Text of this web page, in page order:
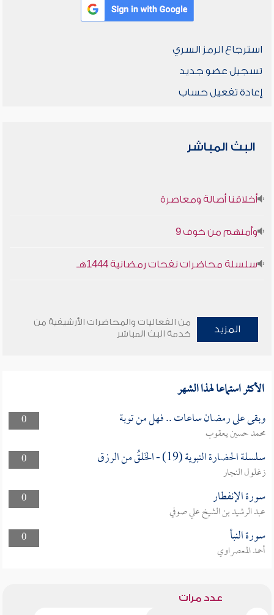
استرجاع الرمز السري
تسجيل عضو جديد
إعادة تفعيل حساب
البث المباشر
أخلاقنا أصالة ومعاصرة
وأمنهم من خوف 9
سلسلة محاضرات نفحات رمضانية 1444هـ
المزيد
من الفعاليات والمحاضرات الأرشيفية من
خدمة البث المباشر
الأكثر استماعا لهذا الشهر
0 وبقى على رمضان ساعات .. فهل من توبة
محمد حسين يعقوب
0
سلسلة الحضارة النبوية (19) - الخَلقُ من الرزق
زغلول النجار
0
سورة الإنفطار
عبد الرشيد بن الشيخ علي صوفي
0
سورة النبأ
أحمد المعصراوي
عدد مرات